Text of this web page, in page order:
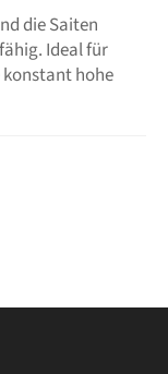
die Saiten
Ideal für
konstant hohe